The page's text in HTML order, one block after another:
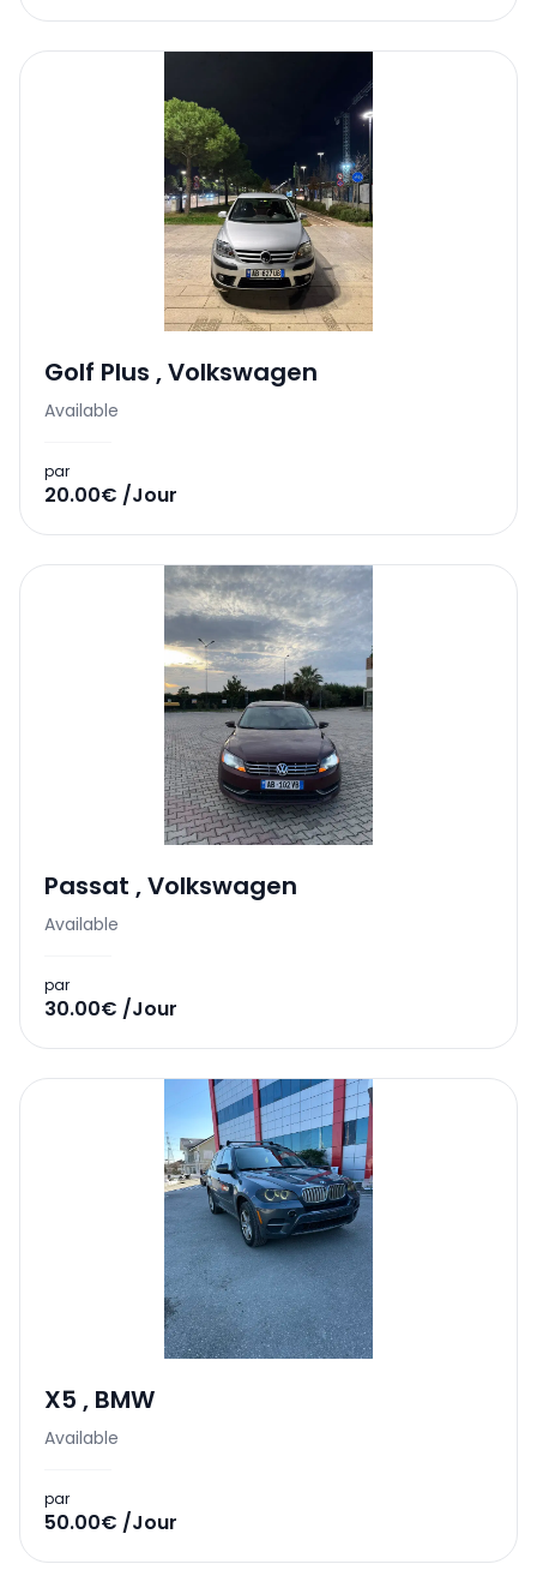
Golf Plus ,Volkswagen
Available
par
20.00€ /Jour
Passat ,Volkswagen
Available
par
30.00€ /Jour
X5 , BMW
Available
par
50.00€ /Jour